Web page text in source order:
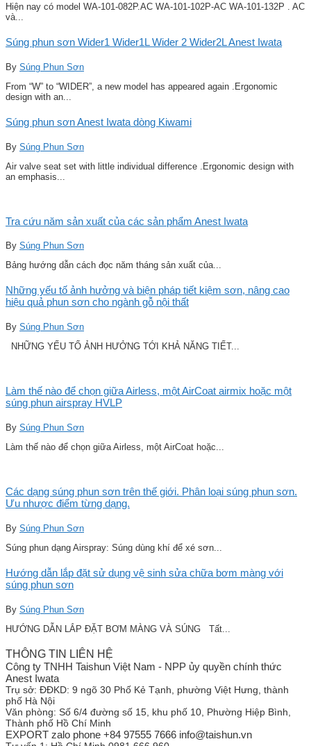
Hiện nay có model WA-101-082P.AC WA-101-102P-AC WA-101-132P . AC
và...
Súng phun sơn Wider1 Wider1L Wider 2 Wider2L Anest Iwata
By Súng Phun Sơn
From “W” to “WIDER”, a new model has appeared again .Ergonomic
design with an...
Súng phun sơn Anest Iwata dòng Kiwami
By Súng Phun Sơn
Air valve seat set with little individual difference .Ergonomic design with
an emphasis...
Tra cứu năm sản xuất của các sản phẩm Anest Iwata
By Súng Phun Sơn
Bảng hướng dẫn cách đọc năm tháng sản xuất của...
Những yếu tố ảnh hưởng và biện pháp tiết kiệm sơn, nâng cao
hiệu quả phun sơn cho ngành gỗ nội thất
By Súng Phun Sơn
NHỮNG YẾU TỐ ẢNH HƯỞNG TỚI KHẢ NĂNG TIẾT...
Làm thế nào để chọn giữa Airless, một AirCoat airmix hoặc một
súng phun airspray HVLP
By Súng Phun Sơn
Làm thế nào để chọn giữa Airless, một AirCoat hoặc...
Các dạng súng phun sơn trên thế giới. Phân loại súng phun sơn.
Ưu nhược điểm từng dạng.
By Súng Phun Sơn
Súng phun dạng Airspray: Súng dùng khí để xé sơn...
Hướng dẫn lắp đặt sử dụng vệ sinh sửa chữa bơm màng với
súng phun sơn
By Súng Phun Sơn
HƯỚNG DẪN LẮP ĐẶT BƠM MÀNG VÀ SÚNG Tất...
THÔNG TIN LIÊN HỆ
Công ty TNHH Taishun Việt Nam - NPP ủy quyền chính thức
Anest Iwata
Trụ sở: ĐĐKD: 9 ngõ 30 Phố Kẻ Tạnh, phường Việt Hưng, thành
phố Hà Nội
Văn phòng: Số 6/4 đường số 15, khu phố 10, Phường Hiệp Bình,
Thành phố Hồ Chí Minh
EXPORT zalo phone +84 97555 7666 info@taishun.vn